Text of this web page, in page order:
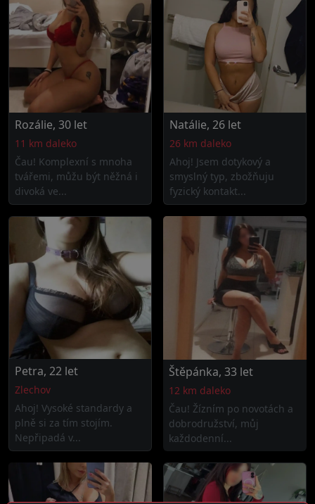
Rozálie, 30 let
11 km daleko
Čau! Komplexní s mnoha
tvářemi, můžu být něžná i
divoká ve...
Natálie, 26 let
26 km daleko
Ahoj! Jsem dotykový a
smyslný typ, zbožňuju
fyzický kontakt...
Petra, 22 let
Zlechov
Ahoj! Vysoké standardy a
plně si za tím stojím.
Nepřipadá v...
Štěpánka, 33 let
12 km daleko
Čau! Žízním po novotách a
dobrodružství, můj
každodenní...